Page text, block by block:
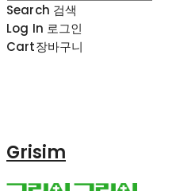
Search 검색
Log In 로그인
Cart장바구니
Grisim